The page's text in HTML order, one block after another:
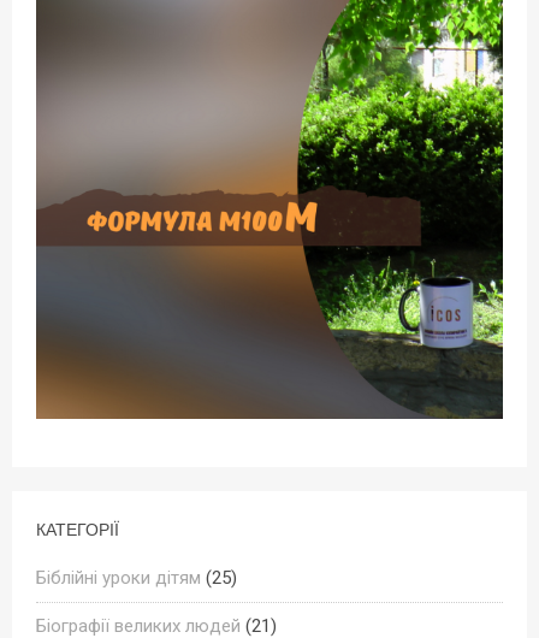
КАТЕГОРІЇ
Біблійні уроки дітям (25)
Біографії великих людей (21)